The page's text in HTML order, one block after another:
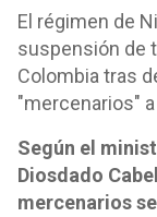
El régimen de
suspensión de
Colombia tras
"mercenarios"
Según el
Diosdado
mercenarios